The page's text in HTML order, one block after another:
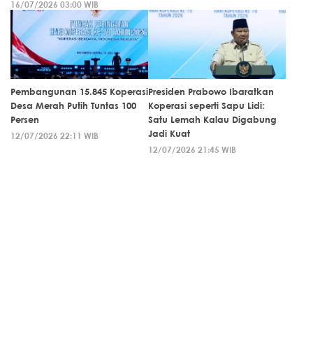
16/07/2026 03:00 WIB
Pembangunan 15.845 Koperasi
Desa Merah Putih Tuntas 100
Persen
12/07/2026 22:11 WIB
Presiden Prabowo Ibaratkan
Koperasi seperti Sapu Lidi:
Satu Lemah Kalau Digabung
Jadi Kuat
12/07/2026 21:45 WIB